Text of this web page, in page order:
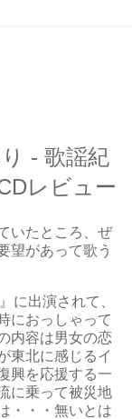
- 歌謡紀
レビュー
いたところ、ぜ
望があって歌う
に出演されて、
におっしゃって
内容は男女の恋
東北に感じるイ
興を応援する一
に乗って被災地
・・・無いとは